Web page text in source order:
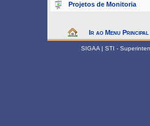
Projetos de Monitoria
Ir ao Menu Principal
SIGAA | STI -